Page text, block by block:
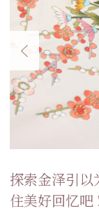
探索金泽引
住美好回忆吧 !